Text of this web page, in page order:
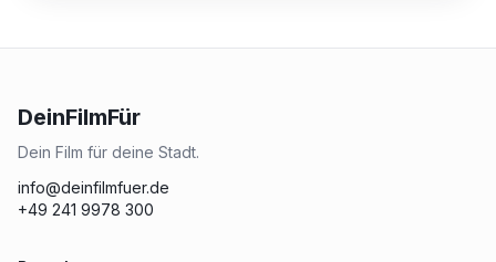
DeinFilmFür
Dein Film für deine Stadt.
info@deinfilmfuer.de
+49 241 9978 300